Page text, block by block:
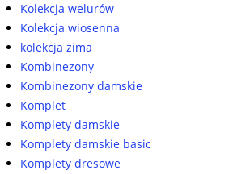
Kolekcja welurów
Kolekcja wiosenna
kolekcja zima
Kombinezony
Kombinezony damskie
Komplet
Komplety damskie
Komplety damskie basic
Komplety dresowe